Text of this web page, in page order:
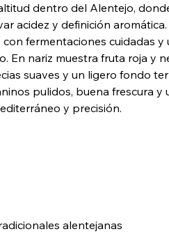
dentro del Alentejo,
acidez y definición aromática.
fermentaciones cuidadas y
En nariz muestra fruta roja y
suaves y un ligero fondo
pulidos, buena frescura y
y precisión.
alentejanas